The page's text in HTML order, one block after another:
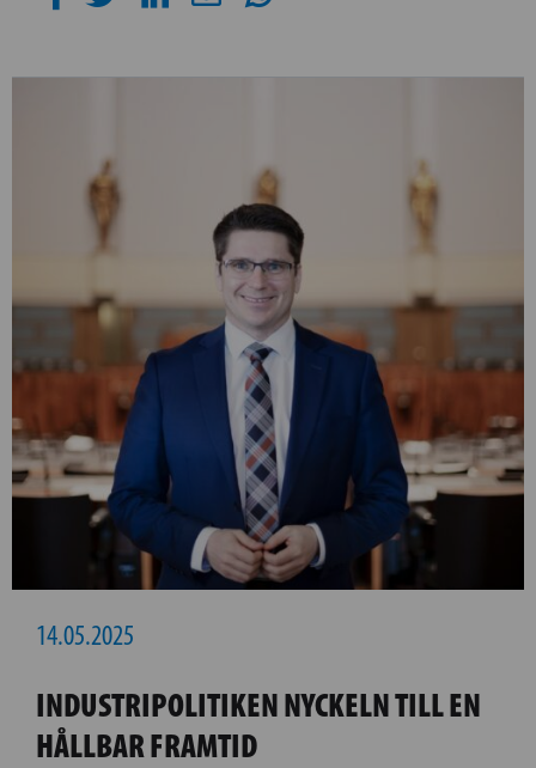
14.05.2025
INDUSTRIPOLITIKEN NYCKELN TILL EN
HÅLLBAR FRAMTID